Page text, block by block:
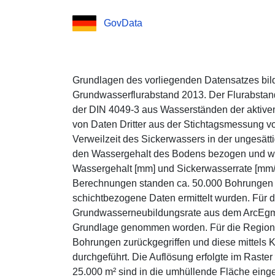
GovData
Grundlagen des vorliegenden Datensatzes
Grundwasserflurabstand 2013. Der
der DIN 4049-3 aus Wasserständen der
von Daten Dritter aus der Stichtagsmessung
Verweilzeit des Sickerwassers in der
den Wassergehalt des Bodens bezogen und
Wassergehalt [mm] und Sickerwasserrate
Berechnungen standen ca. 50.000
schichtbezogene Daten ermittelt wurden. Für
Grundwasserneubildungsrate aus dem
Grundlage genommen worden. Für die
Bohrungen zurückgegriffen und diese mittels
durchgeführt. Die Auflösung erfolgte im
25.000 m² sind in die umhüllende Fläche